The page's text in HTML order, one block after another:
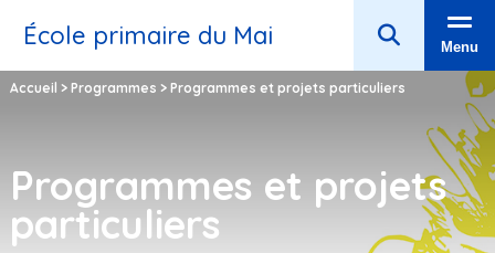
École primaire du Mai Menu
Accueil > Programmes > Programmes et projets particuliers
Programmes et projets
particuliers